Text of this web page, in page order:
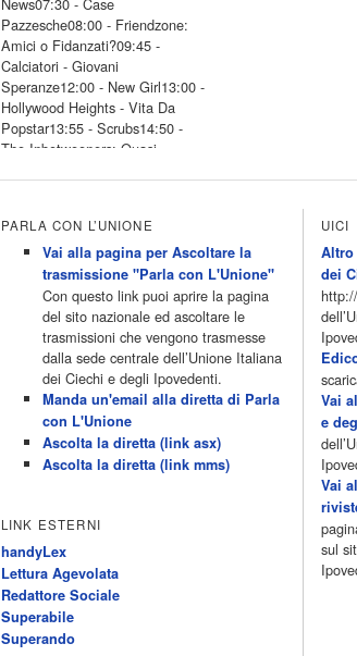
Pazzesche08:00 - Friendzone:
Amici o Fidanzati?09:45 -
Calciatori - Giovani
Speranze12:00 - New Girl13:00 -
Hollywood Heights - Vita Da
Popstar13:55 - Scrubs14:50 -
The Inbetweeners: Quasi
Catfish: False Identita'18:25 -
Ginnaste - […]
Acor3.it
programmiTv - ALL MUSIC 4
Dicembre 2022
Programmi 06.30
Star.Meteo.News 09.30 The
Club 10.00 Deejay chiama Italia
12.00 Inbox 13.00 13.00 All
News 13.05 Inbox 13.30 The
Club 14.00 Community 15.00 All
music loves you 16.00 16.00 All
19.30 19.30 Human Guinea Pigs
20.00 Inbox 21.00 Code
Monkeys 21.30 Sons of Butcher
[…]
Acor3.it
programmiTv - ITALIA 1
Dicembre 2022
PARLA CON L’UNIONE
Vai alla pagina per Ascoltare la
trasmissione "Parla con L'Unione"
Con questo link puoi aprire la pagina
del sito nazionale ed ascoltare le
trasmissioni che vengono trasmesse
dalla sede centrale dell’Unione Italiana
dei Ciechi e degli Ipovedenti.
Manda un'email alla diretta di Parla
con L'Unione
Ascolta la diretta (link asx)
Ascolta la diretta (link mms)
LINK ESTERNI
handyLex
Lettura Agevolata
Redattore Sociale
Superabile
Superando
UICI
Altro
dei
Vai
e
Vai
sul